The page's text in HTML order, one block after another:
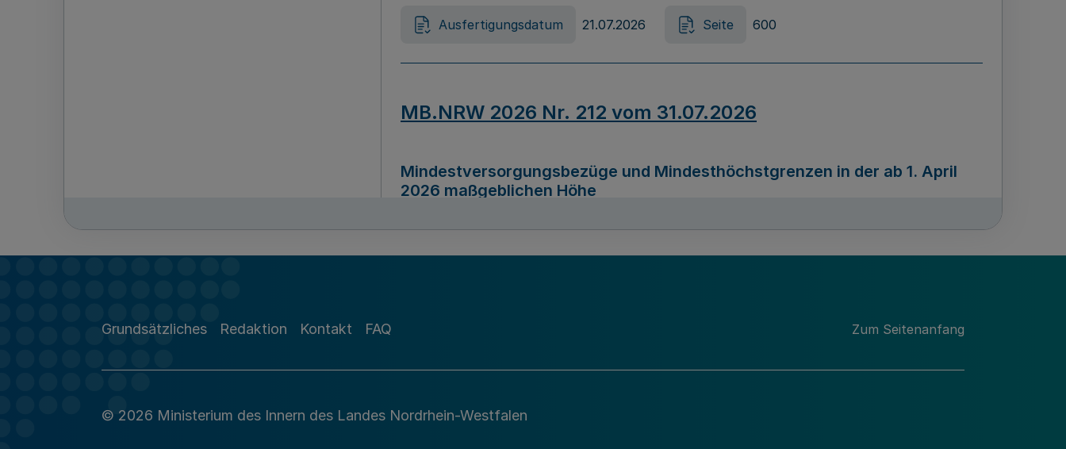
Ausfertigungsdatum 21.07.2026 Seite 600
MB.NRW 2026 Nr. 212 vom 31.07.2026
Mindestversorgungsbezüge und Mindesthöchstgrenzen in der ab 1. April
2026 maßgeblichen Höhe
Richtlinie zur Durchführung des Förderprogramms „Mittelstand Innovativ &
Grundsätzliches Redaktion Kontakt FAQ Zum Seitenanfang
© 2026 Ministerium des Innern des Landes Nordrhein-Westfalen